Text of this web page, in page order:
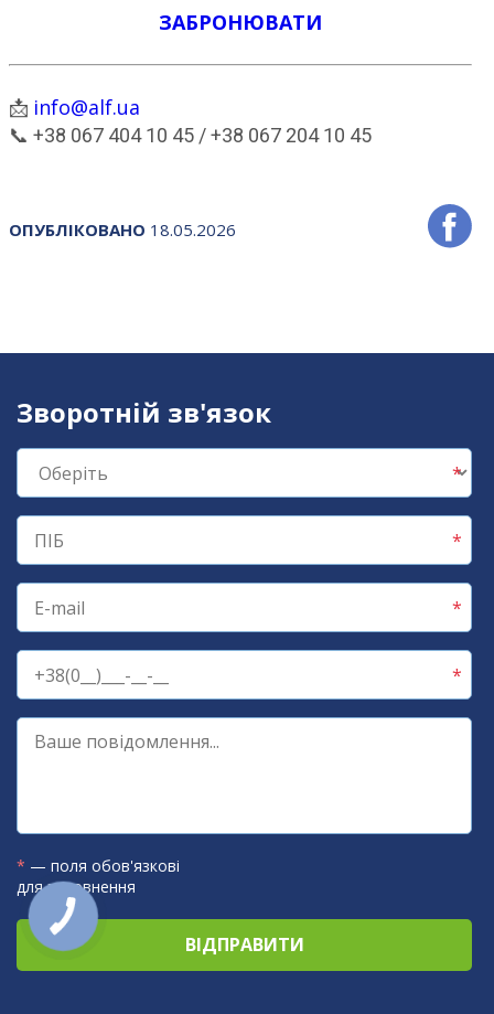
ЗАБРОНЮВАТИ
📩 info@alf.ua
📞 +38 067 404 10 45 / +38 067 204 10 45
ОПУБЛІКОВАНО 18.05.2026
Зворотній зв'язок
* — поля обов'язкові
для заповнення